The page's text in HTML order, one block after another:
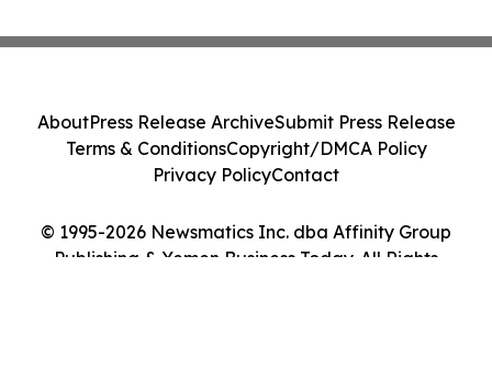
© 1995-2026 Newsmatics Inc. dba Affinity Group
Publishing & Yemen Business Today. All Rights
AboutPress Release ArchiveSubmit Press Release
Terms & ConditionsCopyright/DMCA Policy
Privacy PolicyContact